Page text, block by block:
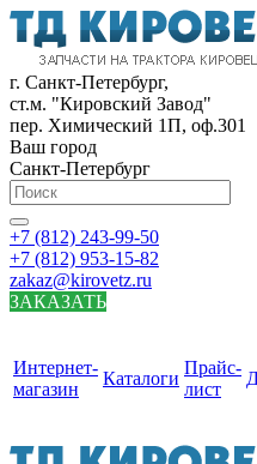
г. Санкт-Петербург,
ст.м. "Кировский Завод"
пер. Химический 1П, оф.301
Ваш город
Санкт-Петербург
+7 (812) 243-99-50
+7 (812) 953-15-82
zakaz@kirovetz.ru
ЗАКАЗАТЬ
Интернет-
магазин
Каталоги
Прайс-
лист